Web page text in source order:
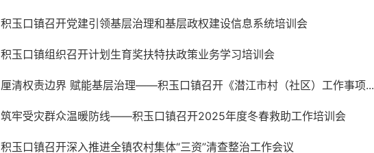
积玉口镇召开党建引领基层治理和基层政权建设信息系统培训会
积玉口镇组织召开计划生育奖扶特扶政策业务学习培训会
厘清权责边界 赋能基层治理——积玉口镇召开《潜江市村（社区）工作事项...
筑牢受灾群众温暖防线——积玉口镇召开2025年度冬春救助工作培训会
积玉口镇召开深入推进全镇农村集体“三资”清查整治工作会议